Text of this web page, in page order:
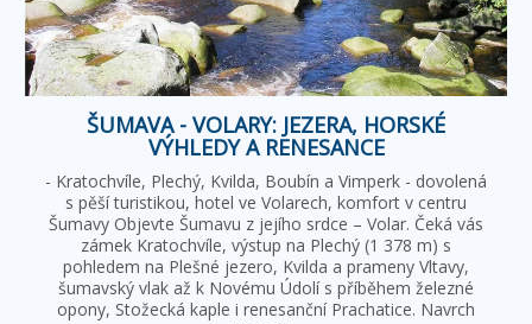
ŠUMAVA - VOLARY: JEZERA, HORSKÉ
VÝHLEDY A RENESANCE
- Kratochvíle, Plechý, Kvilda, Boubín a Vimperk - dovolená
s pěší turistikou, hotel ve Volarech, komfort v centru
Šumavy Objevte Šumavu z jejího srdce – Volar. Čeká vás
zámek Kratochvíle, výstup na Plechý (1 378 m) s
pohledem na Plešné jezero, Kvilda a prameny Vltavy,
šumavský vlak až k Novému Údolí s příběhem železné
opony, Stožecká kaple i renesanční Prachatice. Navrch